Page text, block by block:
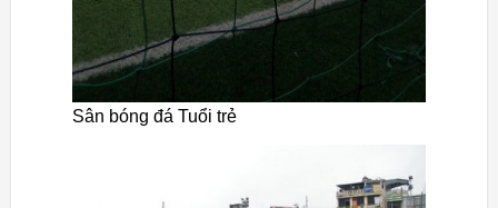
Sân bóng đá Tuổi trẻ